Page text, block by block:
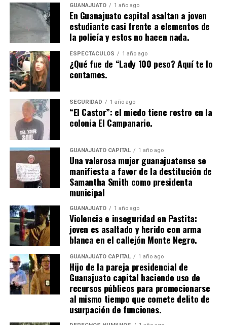
GUANAJUATO 1 año ago
En Guanajuato capital asaltan a joven
estudiante casi frente a elementos de
la policía y estos no hacen nada.
ESPECTÁCULOS 1 año ago
¿Qué fue de “Lady 100 peso? Aquí te lo
contamos.
SEGURIDAD 1 año ago
“El Castor”: el miedo tiene rostro en la
colonia El Campanario.
GUANAJUATO CAPITAL 1 año ago
Una valerosa mujer guanajuatense se
manifiesta a favor de la destitución de
Samantha Smith como presidenta
municipal
GUANAJUATO 1 año ago
Violencia e inseguridad en Pastita:
joven es asaltado y herido con arma
blanca en el callejón Monte Negro.
GUANAJUATO CAPITAL 1 año ago
Hijo de la pareja presidencial de
Guanajuato capital haciendo uso de
recursos públicos para promocionarse
al mismo tiempo que comete delito de
usurpación de funciones.